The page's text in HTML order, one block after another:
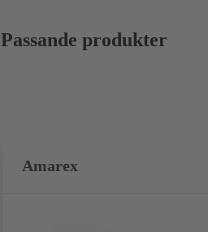
Passande produkter
Amarex